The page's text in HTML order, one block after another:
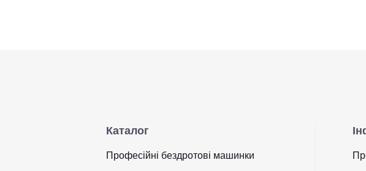
Каталог
Професійні бездротові машинки